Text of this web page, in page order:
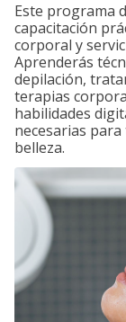
Este programa
capacitación
corporal y
Aprenderás
depilación,
terapias
habilidades
necesarias
belleza.